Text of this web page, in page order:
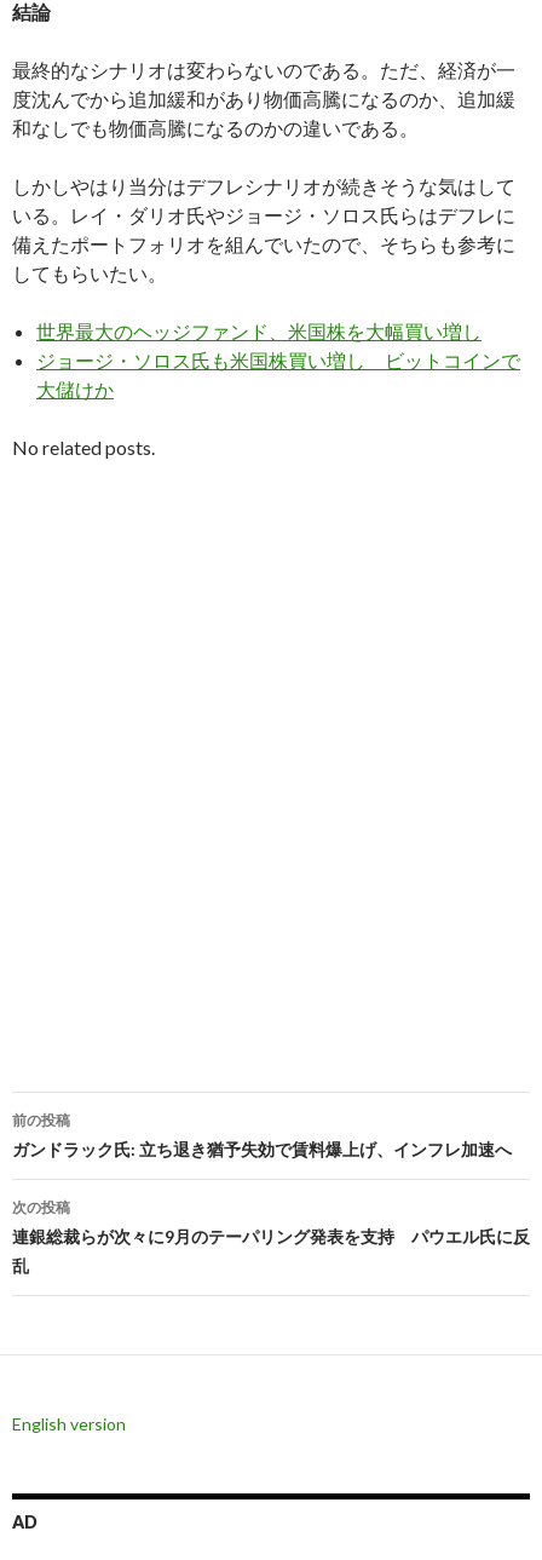
結論
最終的なシナリオは変わらないのである。ただ、経済が一
度沈んでから追加緩和があり物価高騰になるのか、追加緩
和なしでも物価高騰になるのかの違いである。
しかしやはり当分はデフレシナリオが続きそうな気はして
いる。レイ・ダリオ氏やジョージ・ソロス氏らはデフレに
備えたポートフォリオを組んでいたので、そちらも参考に
してもらいたい。
世界最大のヘッジファンド、米国株を大幅買い増し
ジョージ・ソロス氏も米国株買い増し ビットコインで
大儲けか
No related posts.
投
稿
ナ
ビ
ゲ
シ
前の投稿
ガンドラック氏: 立ち退き猶予失効で賃料爆上げ、インフレ加速へ
次の投稿
連銀総裁らが次々に9月のテーパリング発表を支持 パウエル氏に反
乱
English version
AD